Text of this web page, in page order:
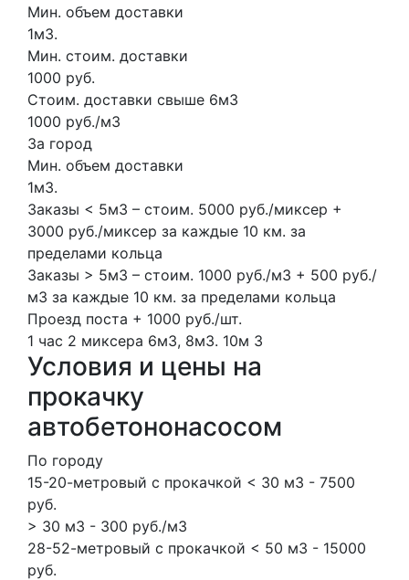
Мин. объем доставки
1м3.
Мин. стоим. доставки
1000 руб.
Стоим. доставки свыше 6м3
1000 руб./м3
За город
Мин. объем доставки
1м3.
Заказы < 5м3 – стоим. 5000 руб./миксер +
3000 руб./миксер за каждые 10 км. за
пределами кольца
Заказы > 5м3 – стоим. 1000 руб./м3 + 500 руб./
м3 за каждые 10 км. за пределами кольца
Проезд поста + 1000 руб./шт.
1 час 2 миксера 6м3, 8м3. 10м 3
Условия и цены на
прокачку
автобетононасосом
По городу
15-20-метровый с прокачкой < 30 м3 - 7500
руб.
> 30 м3 - 300 руб./м3
28-52-метровый с прокачкой < 50 м3 - 15000
руб.